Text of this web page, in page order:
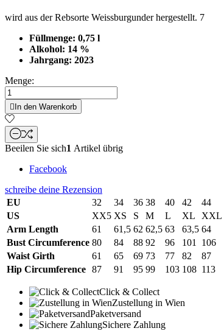
wird aus der Rebsorte Weissburgunder hergestellt. 7
Füllmenge: 0,75 l
Alkohol: 14 %
Jahrgang: 2023
Menge:
 In den Warenkorb
Beeilen Sie sich1 Artikel übrig
Facebook
schreibe deine Rezension
EU
32 34 36 38 40 42 44
US
XX5 XS S M L XL XXL
Arm Length
61 61,5 62 62,5 63 63,5 64
Bust Circumference 80 84 88 92 96 101 106
Waist Girth
61 65 69 73 77 82 87
Hip Circumference 87 91 95 99 103 108 113
Click & Collect
Zustellung in Wien
Paketversand
Sichere Zahlung